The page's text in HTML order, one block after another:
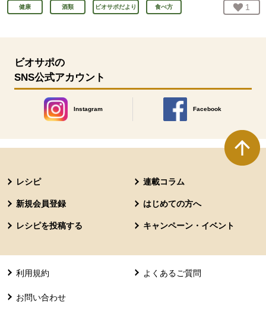
健康 酒類 ビオサポだより 食べ方 お気
1
ビオサポの
SNS公式アカウント
Instagram
別のウィンドウで開きます。
Facebook
別のウィンドウで開きます
レシピ 連載コラム
新規会員登録 はじめての方へ
レシピを投稿する キャンペーン・イベント
利用規約 よくあるご質問
お問い合わせ